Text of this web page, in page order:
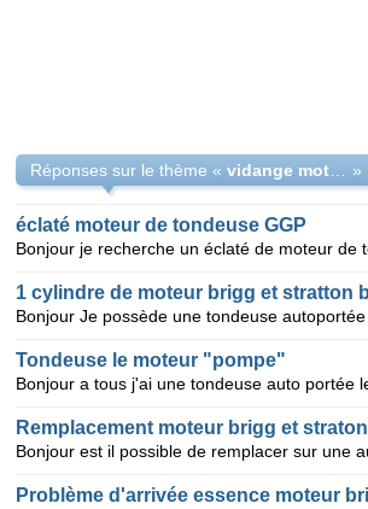
Réponses sur le thème « »
éclaté moteur de tondeuse GGP
Tondeuse le moteur "pompe"
Remplacement moteur brigg et straton